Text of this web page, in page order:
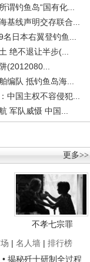
谓钓鱼岛“国有化...
基线声明交存联合...
日本右翼登钓鱼...
绝不退让半步(...
(2012080...
编队 抵钓鱼岛海...
中国主权不容侵犯...
军队威慑 中国...
更多>>
不孝七宗罪
| 名人墙 | 排行榜
• 揭秘歼十研制全过程